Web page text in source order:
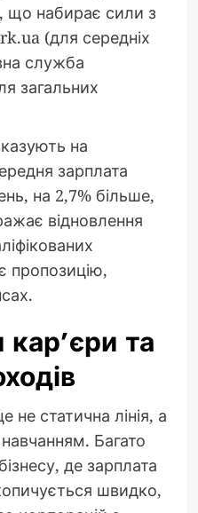
що набирає сили з
(для середніх
служба
загальних
на
зарплата
на 2,7% більше,
відновлення
пропозицію,
та
не статична лінія, а
Багато
де зарплата
швидко,